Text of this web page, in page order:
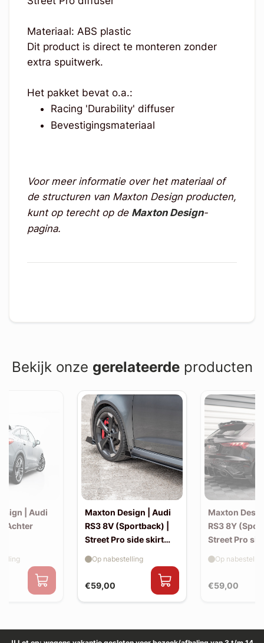
Materiaal: ABS plastic
Dit product is direct te monteren zonder
extra spuitwerk.
Het pakket bevat o.a.:
Racing 'Durability' diffuser
Bevestigingsmateriaal
Voor meer informatie over het materiaal of
de structuren van Maxton Design producten,
kunt op terecht op de Maxton Design-
pagina.
Bekijk onze gerelateerdeproducten
| Audi
| Achter
Maxton Design | Audi
RS3 8V (Sportback) |
Street Pro side skirt
€59,00
Op nabestelling
Maxton
RS3 8Y
Street Pro
€59,00
Op